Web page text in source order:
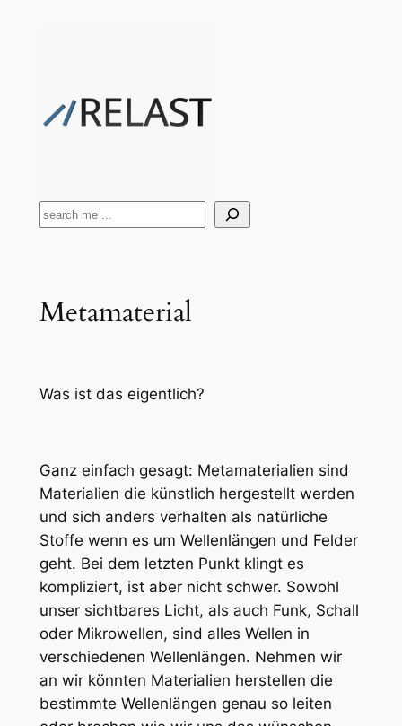
Suchen
Metamaterial
Was ist das eigentlich?
Ganz einfach gesagt: Metamaterialien sind
Materialien die künstlich hergestellt werden
und sich anders verhalten als natürliche
Stoffe wenn es um Wellenlängen und Felder
geht. Bei dem letzten Punkt klingt es
kompliziert, ist aber nicht schwer. Sowohl
unser sichtbares Licht, als auch Funk, Schall
oder Mikrowellen, sind alles Wellen in
verschiedenen Wellenlängen. Nehmen wir
an wir könnten Materialien herstellen die
bestimmte Wellenlängen genau so leiten